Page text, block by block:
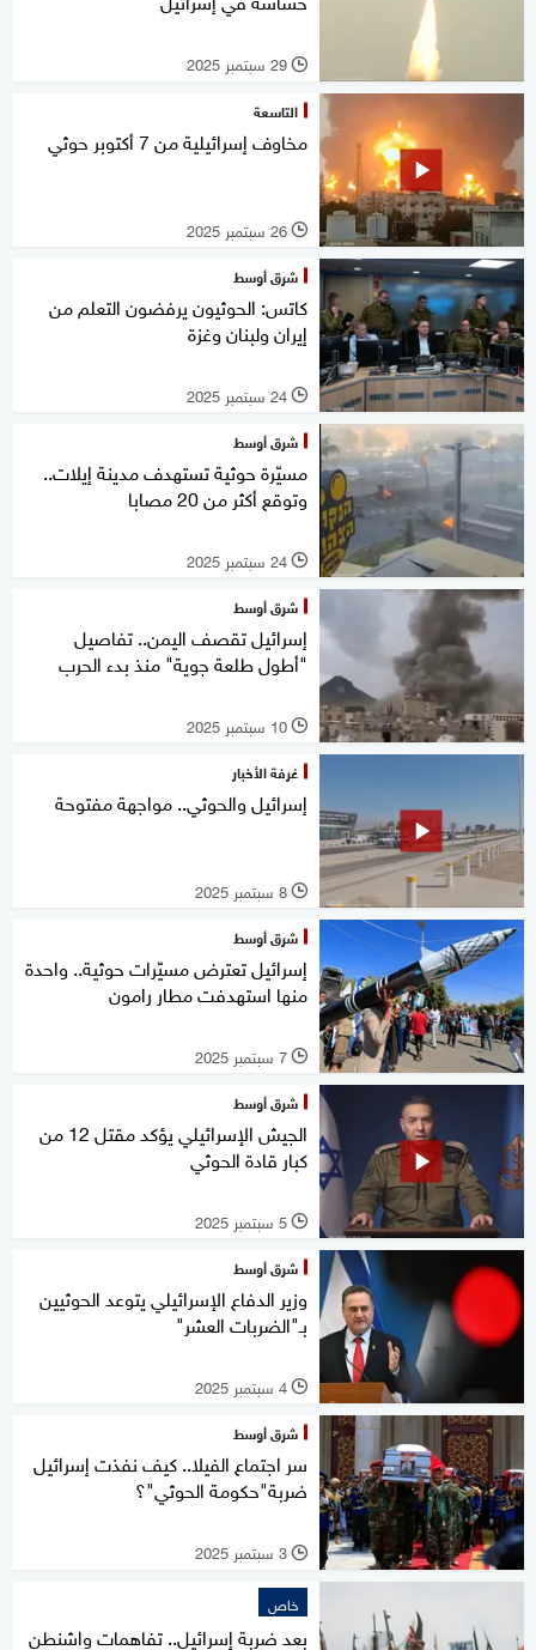
l 29 سبتمبر 2025
التاسعة
مخاوف إسرائيلية من 7 أكتوبر حوثي
l 26 سبتمبر 2025
شرق أوسط
كاتس: الحوثيون يرفضون التعلم من
إيران ولبنان وغزة
l 24 سبتمبر 2025
شرق أوسط
مسيّرة حوثية تستهدف مدينة إيلات..
وتوقع أكثر من 20 مصابا
l 24 سبتمبر 2025
شرق أوسط
إسرائيل تقصف اليمن.. تفاصيل
"أطول طلعة جوية" منذ بدء الحرب
l 10 سبتمبر 2025
غرفة الأخبار
إسرائيل والحوثي.. مواجهة مفتوحة
l 8 سبتمبر 2025
شرق أوسط
إسرائيل تعترض مسيّرات حوثية.. واحدة
منها استهدفت مطار رامون
l 7 سبتمبر 2025
شرق أوسط
الجيش الإسرائيلي يؤكد مقتل 12 من
كبار قادة الحوثي
l 5 سبتمبر 2025
شرق أوسط
وزير الدفاع الإسرائيلي يتوعد الحوثيين
بـ"الضربات العشر"
l 4 سبتمبر 2025
شرق أوسط
سر اجتماع الفيلا.. كيف نفذت إسرائيل
ضربة"حكومة الحوثي"؟
l 3 سبتمبر 2025
خاص
بعد ضربة إسرائيل.. تفاهمات واشنطن